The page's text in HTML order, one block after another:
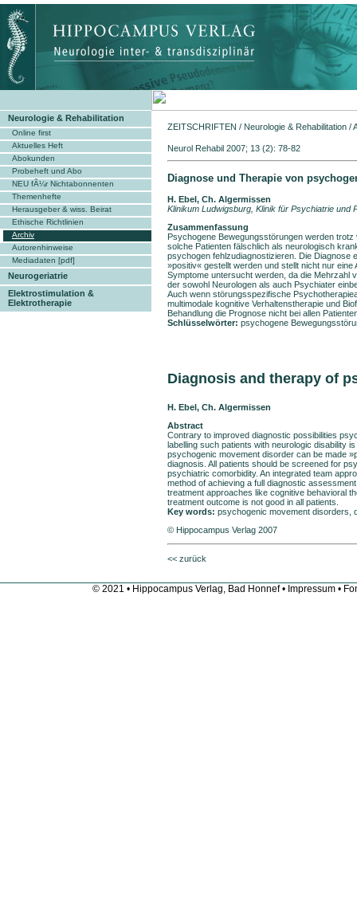
Neurologie & Rehabilitation
Online first
Aktuelles Heft
Abokunden
Probeheft und Abo
NEU fÃ¼r Nichtabonnenten
Themenhefte
Herausgeber & wiss. Beirat
Ethische Richtlinien
Archiv
Autorenhinweise
Mediadaten [pdf]
Neurogeriatrie
Elektrostimulation &
Elektrotherapie
ZEITSCHRIFTEN / Neurologie & Rehabilitation /
Neurol Rehabil 2007; 13 (2): 78-82
Diagnose und Therapie von
H. Ebel, Ch. Algermissen
Klinikum Ludwigsburg, Klinik für Psychiatrie und
Zusammenfassung
Psychogene Bewegungsstörungen werden
solche Patienten fälschlich als neurologisch
psychogen fehlzudiagnostizieren. Die Diagnose
»positiv« gestellt werden und stellt nicht nur
Symptome untersucht werden, da die Mehrzahl
der sowohl Neurologen als auch Psychiater
Auch wenn störungsspezifische
multimodale ko­gnitive Verhaltenstherapie und
Behandlung die Prognose nicht bei allen
Schlüsselwörter: psychogene
Diagnosis and therapy of
H. Ebel, Ch. Algermissen
Abstract
Contrary to improved diagnostic possibilities
labelling such patients with neurologic disability
psychogenic movement disorder can be made
diagnosis. All patients should be screened for
psychiatric comorbidity. An integrated team
method of achieving a full diagnostic
treatment approaches like cognitive behavioral
treatment outcome is not good in all patients.
Key words: psychogenic movement disorders,
© Hippocampus Verlag 2007
<< zurück
© 2021 • Hippocampus Verlag, Bad Honnef • Impressum •